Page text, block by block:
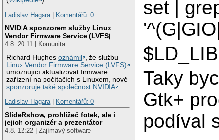
Ladislav Hagara| Komentářů: 0
NVIDIA sponzorem služby Linux
Vendor Firmware Service (LVFS)
4.8. 20:11 | Komunita
Richard Hughesoznámil
, že službu
Linux Vendor Firmware Service (LVFS)
umožňující aktualizovat firmware
zařízení na počítačích s Linuxem, nově
sponzoruje také společnost NVIDIA .
Ladislav Hagara| Komentářů: 0
SlideRshow, prohlížeč fotek, ale i
jejich organizér a prezentátor
4.8. 12:22 | Zajímavý software
set |
Taky
Gtk+
podíval